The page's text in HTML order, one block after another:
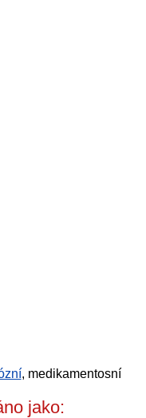
, medikamentosní
jako: